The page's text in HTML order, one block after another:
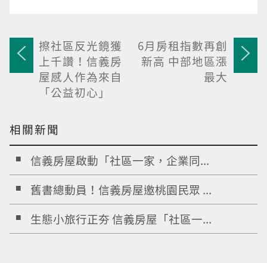
擦社區反光鏡獲
上千讚！信義房
屋感人作為來自
「公益初心」
6月房租指數再創
新高 中部地區漲
最大
相關新聞
信義房屋啟動「社區一家，企業同...
舊書總動員！信義房屋邀桃園民眾 ...
生態小旅行正夯 信義房屋「社區一...